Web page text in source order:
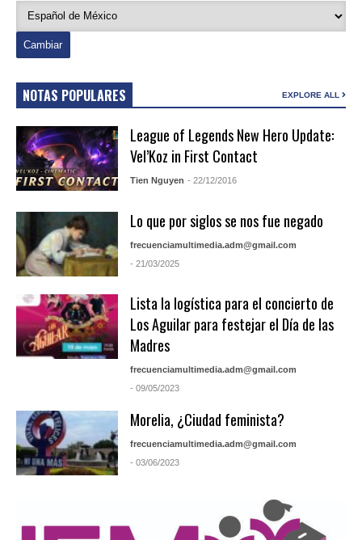
NOTAS POPULARES EXPLORE ALL
League of Legends New Hero Update:
Vel’Koz in First Contact
Tien Nguyen - 22/12/2016
Lo que por siglos se nos fue negado
frecuenciamultimedia.adm@gmail.com
- 21/03/2025
Lista la logística para el concierto de
Los Aguilar para festejar el Día de las
Madres
frecuenciamultimedia.adm@gmail.com
- 09/05/2023
Morelia, ¿Ciudad feminista?
frecuenciamultimedia.adm@gmail.com
- 03/06/2023